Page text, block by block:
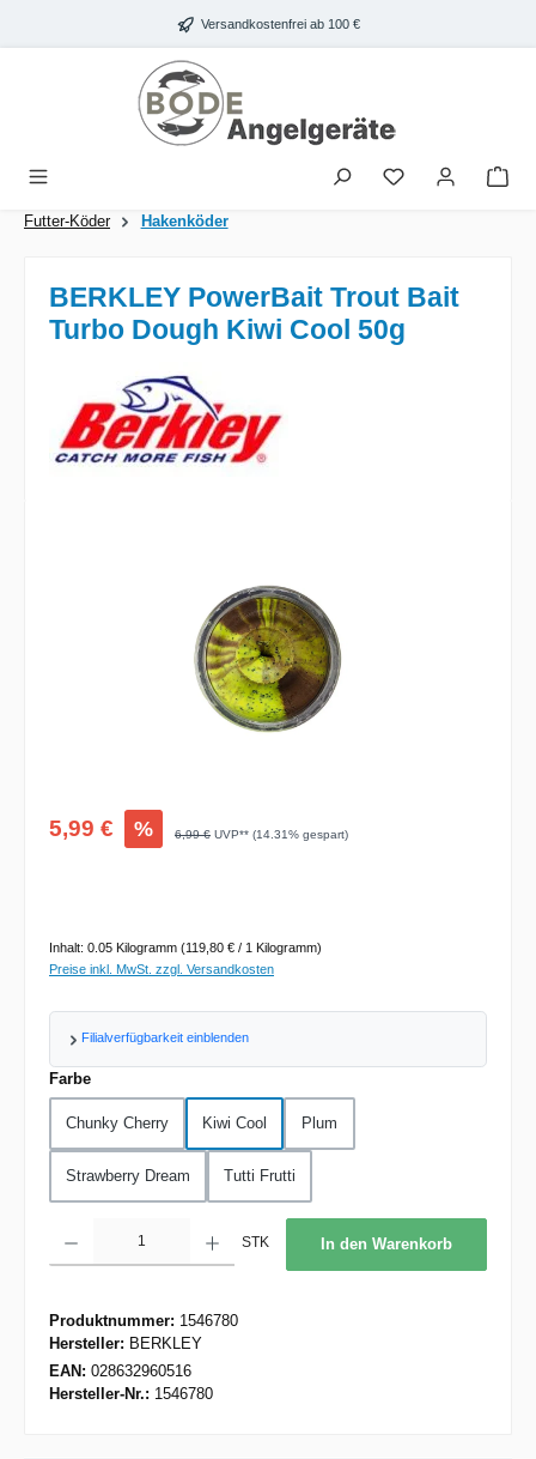
Zum Hauptinhalt springen Versandkostenfrei ab 100 €
Futter-Köder Hakenköder
BERKLEY PowerBait Trout Bait
Turbo Dough Kiwi Cool 50g
Verkaufspreis:
5,99 € % Regulärer Preis:
6,99 € UVP** (14.31% gespart)
Inhalt: 0.05 Kilogramm (119,80 € / 1 Kilogramm)
Preise inkl. MwSt. zzgl. Versandkosten
Filialverfügbarkeit einblenden
Farbeauswählen
Chunky Cherry Kiwi Cool Plum
Strawberry Dream Tutti Frutti
STK In den Warenkorb
Produktnummer: 1546780
Hersteller: BERKLEY
EAN: 028632960516
Hersteller-Nr.: 1546780